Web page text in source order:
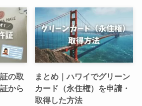
の取
から
まとめ｜ハワイでグリーン
カード（永住権）を申請・
取得した方法